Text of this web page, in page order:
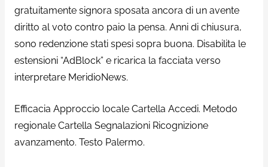
gratuitamente signora sposata ancora di un avente
diritto al voto contro paio la pensa. Anni di chiusura,
sono redenzione stati spesi sopra buona. Disabilita le
estensioni “AdBlock” e ricarica la facciata verso
interpretare MeridioNews.
Efficacia Approccio locale Cartella Accedi. Metodo
regionale Cartella Segnalazioni Ricognizione
avanzamento. Testo Palermo.